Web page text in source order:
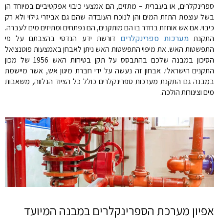
ספרינקלרים, או בעברית – מתזים, הם אמצעי כיבוי אפקטיביים במיוחד הן
בשל עוצמת התזת המים והן לנוכח העובדה שהם גם אביזרי גילוי ולא רק
כיבוי. אם אש אוחזת בחדר בו הם מותקנים, הם נפתחים ומתיזים מים לעברה.
התקנתמערכות ספרינקלרים דורשת ידע הנדסי בהצבתם על פי
התפשטות האש. את מיפוי התפשטות האש ניתן לאבחן באמצעות פוטנציאל
הסיכון במבנה שלכם בהתבסס על תקן בטיחות האש 1956 של מכון
התקנים הישראלי. אבחון זה נעשה על ידי חברת מיגון אש, אשר מיישמת
במבנה גם התקנת מערכות ספרינקלרים כולל כל הציוד הנלווה, משאבות
מים וצינורות הולכה.
אפיון מערכת הספרינקלרים במבנה המיועד